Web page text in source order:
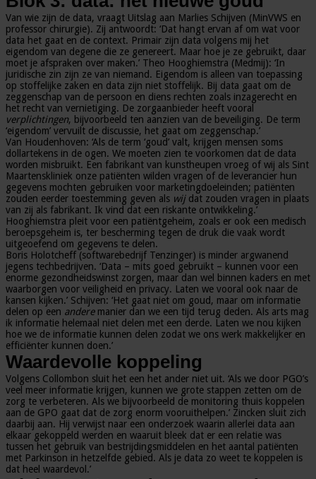
Van wie zijn de data, vraagt Uitslag aan Marlies Schijven (MinVWS en
professor chirurgie). Zij antwoordt: ‘Dat hangt ervan af om wat voor
data het gaat en de context. Primair zijn data volgens mij het
eigendom van degene die ze genereert. Maar hoe je ze gebruikt, daar
moet je afspraken over maken.’ Theo Hooghiemstra (Medmij): ‘In
juridische zin zijn ze van niemand. Eigendom is alleen van toepassing
op stoffelijke zaken en data zijn niet stoffelijk. Bij data gaat om de
zeggenschap van de persoon en diens rechten zoals inzagerecht en
het recht van vernietiging. De zorgaanbieder heeft vooral
verplichtingen, bijvoorbeeld ten aanzien van de beveiliging. De term
‘eigendom’ vervuilt de discussie, het gaat om zeggenschap.’
Van Houdenhoven: ‘Als de term ‘goud’ valt, krijgen mensen soms
dollartekens in de ogen. We moeten zien te voorkomen dat de data
worden misbruikt. Een fabrikant van kunstheupen vroeg of wij als Sint
Maartenskliniek onze patiënten wilden vragen of de leverancier hun
gegevens mochten gebruiken voor marketingdoeleinden; patiënten
zouden eerder toestemming geven als wijdat zouden vragen in plaats
van zij als fabrikant. Ik vind dat een riskante ontwikkeling.’
Hooghiemstra pleit voor een patiëntgeheim, zoals er ook een medisch
beroepsgeheim is, ter bescherming tegen de druk die vaak wordt
uitgeoefend om gegevens te delen.
Boris Holotcheff (softwarebedrijf Tenzinger) is minder argwanend
jegens techbedrijven. ‘Data – mits goed gebruikt – kunnen voor een
enorme gezondheidswinst zorgen, maar dan wel binnen kaders en met
waarborgen voor veiligheid en privacy. Laten we vooral ook naar de
kansen kijken.’ Schijven: ‘Het gaat niet om goud, maar om informatie
delen op een anderemanier dan we een tijd terug deden. Als arts mag
ik informatie helemaal niet delen met een derde. Laten we nou kijken
hoe we de informatie kunnen delen zodat we ons werk makkelijker en
efficiënter kunnen doen.’
Waardevolle koppeling
Volgens Collombon sluit het een het ander niet uit. ‘Als we door PGO’s
veel meer informatie krijgen, kunnen we grote stappen zetten om de
zorg te verbeteren. Als we bijvoorbeeld de monitoring thuis koppelen
aan de GPO gaat dat de zorg enorm vooruithelpen.’ Zincken sluit zich
daarbij aan. Hij verwijst naar een onderzoek waarin allerlei data aan
elkaar gekoppeld werden en waaruit bleek dat er een relatie was
tussen het gebruik van bestrijdingsmiddelen en het aantal patiënten
met Parkinson in hetzelfde gebied. Als je data zo weet te koppelen is
dat heel waardevol.’